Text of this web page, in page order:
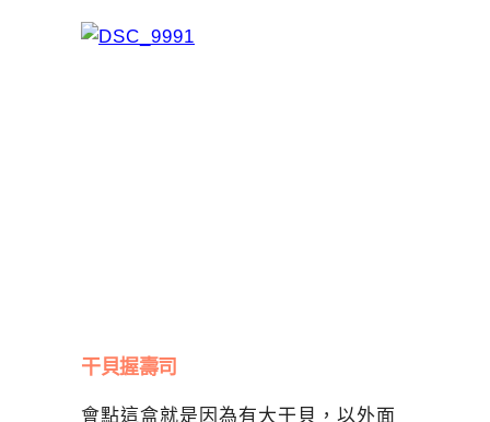
干貝握壽司
會點這盒就是因為有大干貝，以外面